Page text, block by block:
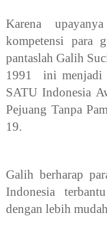
Karena
kompetensi para
pantaslah Galih
1991 ini menjadi
SATU Indonesia
Pejuang Tanpa
19.
Galih berharap
Indonesia
dengan lebih